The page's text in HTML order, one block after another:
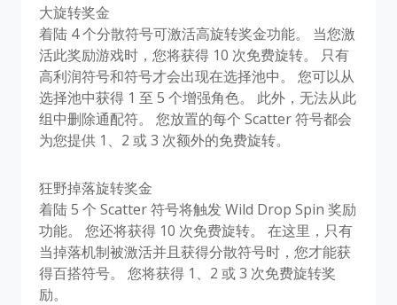
大旋转奖金
着陆 4 个分散符号可激活高旋转奖金功能。 当您激
活此奖励游戏时，您将获得 10 次免费旋转。 只有
高利润符号和符号才会出现在选择池中。 您可以从
选择池中获得 1 至 5 个增强角色。 此外，无法从此
组中删除通配符。 您放置的每个 Scatter 符号都会
为您提供 1、2 或 3 次额外的免费旋转。
狂野掉落旋转奖金
着陆 5 个 Scatter 符号将触发 Wild Drop Spin 奖励
功能。 您还将获得 10 次免费旋转。 在这里，只有
当掉落机制被激活并且获得分散符号时，您才能获
得百搭符号。 您将获得 1、2 或 3 次免费旋转奖
励。